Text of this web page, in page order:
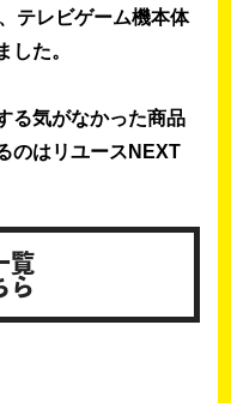
テレビゲーム機本体
した。
る気がなかった商品
のはリユースNEXT
覧
ら